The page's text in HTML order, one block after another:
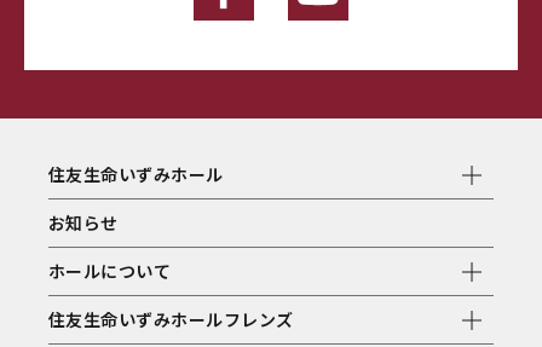
住友生命いずみホール
お知らせ
ホールについて
住友生命いずみホールフレンズ